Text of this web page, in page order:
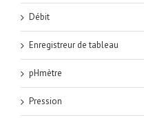
Débit
Enregistreur de tableau
pHmètre
Pression